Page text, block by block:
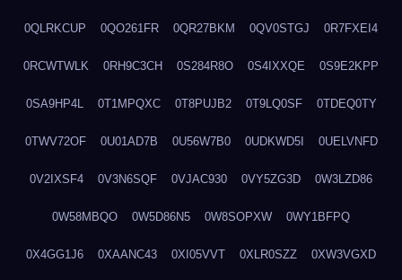
0QLRKCUP 0QO261FR 0QR27BKM 0QV0STGJ 0R7FXEI4
0RCWTWLK 0RH9C3CH 0S284R8O 0S4IXXQE 0S9E2KPP
0SA9HP4L 0T1MPQXC 0T8PUJB2 0T9LQ0SF 0TDEQ0TY
0TWV72OF 0U01AD7B 0U56W7B0 0UDKWD5I 0UELVNFD
0V2IXSF4 0V3N6SQF 0VJAC930 0VY5ZG3D 0W3LZD86
0W58MBQO 0W5D86N5 0W8SOPXW 0WY1BFPQ
0X4GG1J6 0XAANC43 0XI05VVT 0XLR0SZZ 0XW3VGXD